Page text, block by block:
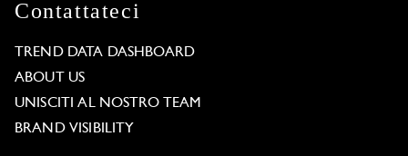
Contattateci
TREND DATA DASHBOARD
ABOUT US
UNISCITI AL NOSTRO TEAM
BRAND VISIBILITY